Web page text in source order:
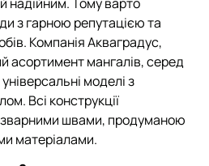
з гарною репутацією та
Компанія Акваградус,
асортимент мангалів, серед
моделі з
Всі конструкції
швами, продуманою
матеріалами.